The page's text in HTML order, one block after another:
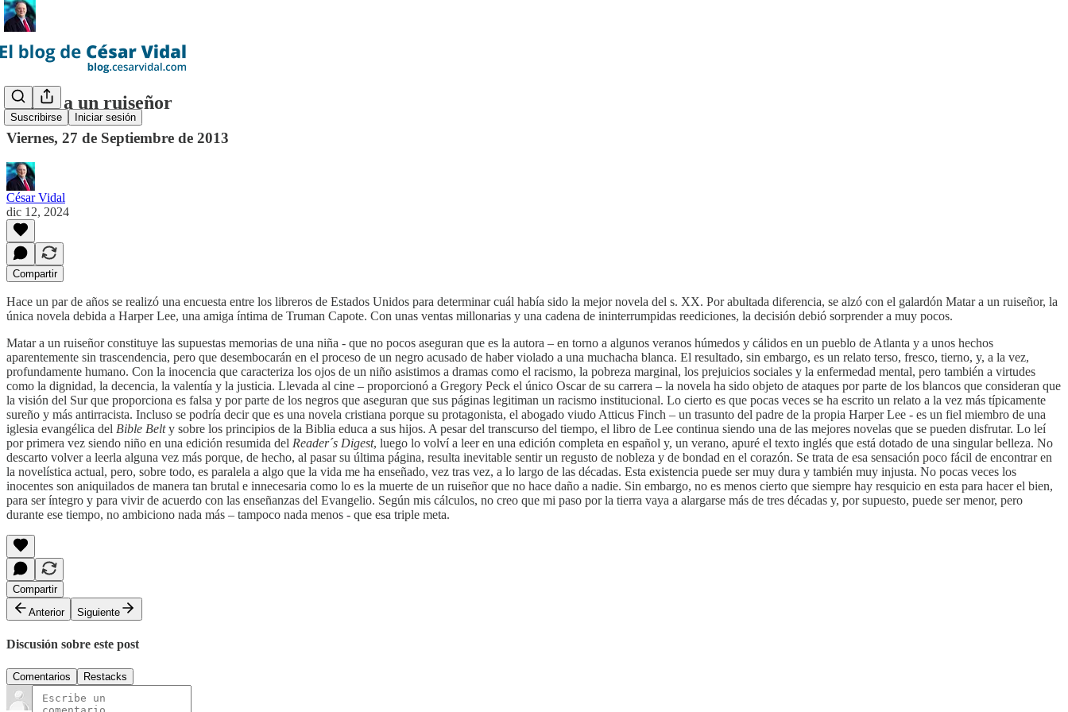
Suscribirse Iniciar sesión
Matar a un ruiseñor
Viernes, 27 de Septiembre de 2013
César Vidal
dic 12, 2024
Compartir
Hace un par de años se realizó una encuesta entre los libreros de Estados Unidos para determinar cuál había sido la mejor novela del s. XX. Por abultada diferencia, se alzó con el galardón Matar a un ruiseñor, la
única novela debida a Harper Lee, una amiga íntima de Truman Capote. Con unas ventas millonarias y una cadena de ininterrumpidas reediciones, la decisión debió sorprender a muy pocos.
​Matar a un ruiseñor constituye las supuestas memorias de una niña - que no pocos aseguran que es la autora – en torno a algunos veranos húmedos y cálidos en un pueblo de Atlanta y a unos hechos
aparentemente sin trascendencia, pero que desembocarán en el proceso de un negro acusado de haber violado a una muchacha blanca. El resultado, sin embargo, es un relato terso, fresco, tierno, y, a la vez,
profundamente humano. Con la inocencia que caracteriza los ojos de un niño asistimos a dramas como el racismo, la pobreza marginal, los prejuicios sociales y la enfermedad mental, pero también a virtudes
como la dignidad, la decencia, la valentía y la justicia. Llevada al cine – proporcionó a Gregory Peck el único Oscar de su carrera – la novela ha sido objeto de ataques por parte de los blancos que consideran que
la visión del Sur que proporciona es falsa y por parte de los negros que aseguran que sus páginas legitiman un racismo institucional. Lo cierto es que pocas veces se ha escrito un relato a la vez más típicamente
sureño y más antirracista. Incluso se podría decir que es una novela cristiana porque su protagonista, el abogado viudo Atticus Finch – un trasunto del padre de la propia Harper Lee - es un fiel miembro de una
iglesia evangélica del Bible Belty sobre los principios de la Biblia educa a sus hijos. A pesar del transcurso del tiempo, el libro de Lee continua siendo una de las mejores novelas que se pueden disfrutar. Lo leí
por primera vez siendo niño en una edición resumida del Reader´s Digest, luego lo volví a leer en una edición completa en español y, un verano, apuré el texto inglés que está dotado de una singular belleza. No
descarto volver a leerla alguna vez más porque, de hecho, al pasar su última página, resulta inevitable sentir un regusto de nobleza y de bondad en el corazón. Se trata de esa sensación poco fácil de encontrar en
la novelística actual, pero, sobre todo, es paralela a algo que la vida me ha enseñado, vez tras vez, a lo largo de las décadas. Esta existencia puede ser muy dura y también muy injusta. No pocas veces los
inocentes son aniquilados de manera tan brutal e innecesaria como lo es la muerte de un ruiseñor que no hace daño a nadie. Sin embargo, no es menos cierto que siempre hay resquicio en esta para hacer el bien,
para ser íntegro y para vivir de acuerdo con las enseñanzas del Evangelio. Según mis cálculos, no creo que mi paso por la tierra vaya a alargarse más de tres décadas y, por supuesto, puede ser menor, pero
durante ese tiempo, no ambiciono nada más – tampoco nada menos - que esa triple meta.
Compartir
Anterior
Siguiente
Discusión sobre este post
Comentarios Restacks